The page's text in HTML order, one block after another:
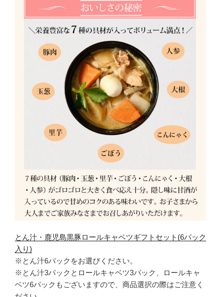
とん汁・鹿児島黒豚ロールキャベツギフトセット(6パック
入り)
※とん汁6パックをお選びください。
※とん汁3パックとロールキャベツ3パック、ロールキャ
ベツ6パックもございますので、商品選択の際はご注意く